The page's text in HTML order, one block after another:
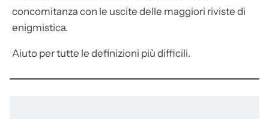
concomitanza con le uscite delle maggiori riviste di
enigmistica.
Aiuto per tutte le definizioni più difficili.